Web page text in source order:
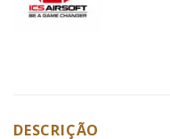
DESCRIÇÃO